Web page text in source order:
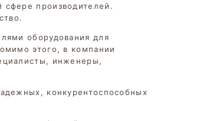
производителей.
оборудования для
этого, в компании
инженеры,
конкурентоспособных